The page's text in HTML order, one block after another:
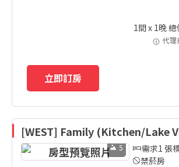
1間 x 1晚
代理
立即訂房
[WEST] Family (Kitchen/Lake
ed Type Randomly Assigned
5
需求1 張
禁菸房